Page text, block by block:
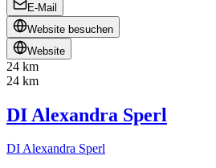
E-Mail
Website besuchen
Website
24 km
24 km
DI Alexandra Sperl
DI Alexandra Sperl